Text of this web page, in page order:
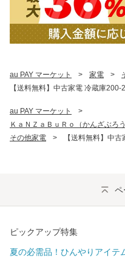
au PAY マーケット > 家電 >
【送料無料】中古家電 冷蔵庫
au PAY マーケット
>
ＫａＮＺａＢｕＲｏ（かんざぶろ
その他家電
> 【送料無料】中
ペ
ピックアップ特集
夏の必需品！ひんやりアイテ